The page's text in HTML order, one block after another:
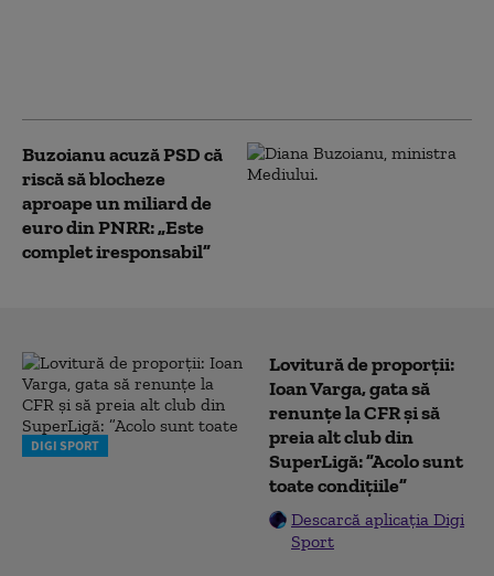
Buzoianu acuză PSD că
riscă să blocheze
aproape un miliard de
euro din PNRR: „Este
complet iresponsabil”
DIGI SPORT
Lovitură de proporții:
Ioan Varga, gata să
renunțe la CFR și să
preia alt club din
SuperLigă: ”Acolo sunt
toate condițiile”
Descarcă aplicația Digi
Sport